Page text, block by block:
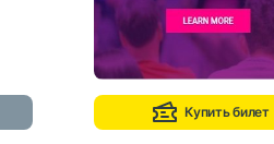
Купить билет